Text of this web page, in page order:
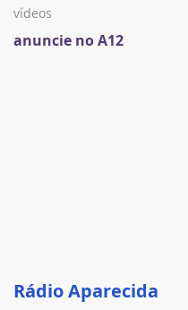
vídeos
anuncie no A12
Rádio Aparecida